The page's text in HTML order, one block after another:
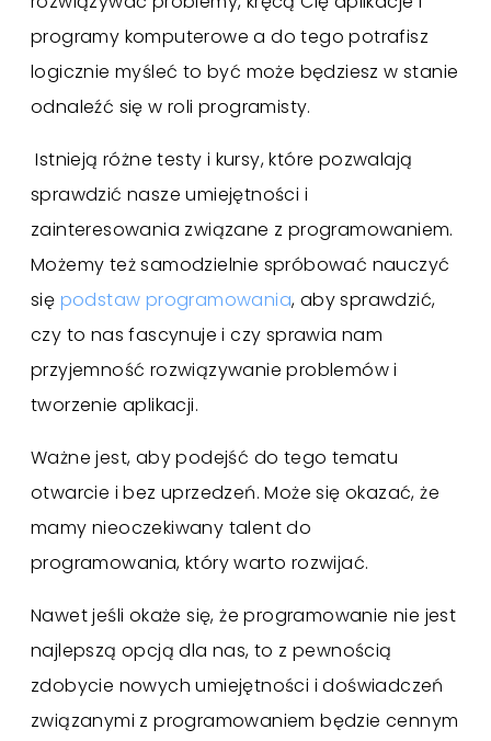
programy komputerowe a do tego potrafisz
logicznie myśleć to być może będziesz w stanie
odnaleźć się w roli programisty.
Istnieją różne testy i kursy, które pozwalają
sprawdzić nasze umiejętności i
zainteresowania związane z programowaniem.
Możemy też samodzielnie spróbować nauczyć
się podstaw programowania, aby sprawdzić,
czy to nas fascynuje i czy sprawia nam
przyjemność rozwiązywanie problemów i
tworzenie aplikacji.
Ważne jest, aby podejść do tego tematu
otwarcie i bez uprzedzeń. Może się okazać, że
mamy nieoczekiwany talent do
programowania, który warto rozwijać.
Nawet jeśli okaże się, że programowanie nie jest
najlepszą opcją dla nas, to z pewnością
zdobycie nowych umiejętności i doświadczeń
związanymi z programowaniem będzie cennym